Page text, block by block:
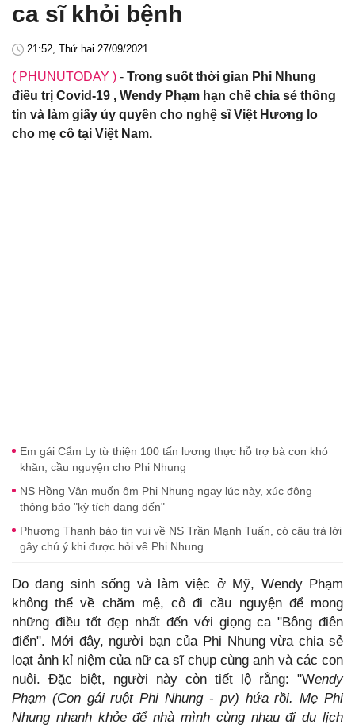
ca sĩ khỏi bệnh
21:52, Thứ hai 27/09/2021
( PHUNUTODAY ) - Trong suốt thời gian Phi Nhung
điều trị Covid-19 , Wendy Phạm hạn chế chia sẻ thông
tin và làm giấy ủy quyền cho nghệ sĩ Việt Hương lo
cho mẹ cô tại Việt Nam.
Em gái Cẩm Ly từ thiện 100 tấn lương thực hỗ trợ bà con khó
khăn, cầu nguyện cho Phi Nhung
NS Hồng Vân muốn ôm Phi Nhung ngay lúc này, xúc động
thông báo "kỳ tích đang đến"
Phương Thanh báo tin vui về NS Trần Mạnh Tuấn, có câu trả lời
gây chú ý khi được hỏi về Phi Nhung
Do đang sinh sống và làm việc ở Mỹ, Wendy Phạm
không thể về chăm mệ, cô đi cầu nguyện để mong
những điều tốt đẹp nhất đến với giọng ca "Bông điên
điển". Mới đây, người bạn của Phi Nhung vừa chia sẻ
loạt ảnh kỉ niệm của nữ ca sĩ chụp cùng anh và các con
nuôi. Đặc biệt, người này còn tiết lộ rằng: "Wendy
Phạm (Con gái ruột Phi Nhung - pv) hứa rồi. Mẹ Phi
Nhung nhanh khỏe để nhà mình cùng nhau đi du lịch